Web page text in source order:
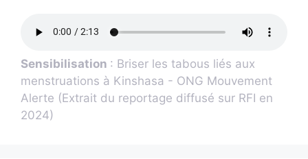
Sensibilisation : Briser les tabous liés aux
menstruations à Kinshasa - ONG Mouvement
Alerte (Extrait du reportage diffusé sur RFI en
2024)